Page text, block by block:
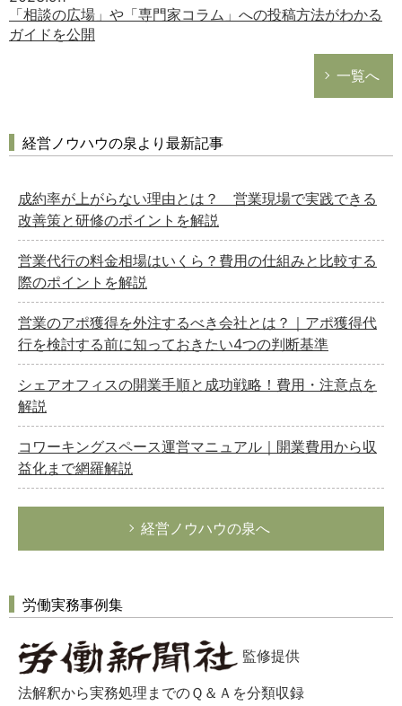
「相談の広場」や「専門家コラム」への投稿方法がわかる
ガイドを公開
一覧へ
経営ノウハウの泉より最新記事
成約率が上がらない理由とは？ 営業現場で実践できる
改善策と研修のポイントを解説
営業代行の料金相場はいくら？費用の仕組みと比較する
際のポイントを解説
営業のアポ獲得を外注するべき会社とは？｜アポ獲得代
行を検討する前に知っておきたい4つの判断基準
シェアオフィスの開業手順と成功戦略！費用・注意点を
解説
コワーキングスペース運営マニュアル｜開業費用から収
益化まで網羅解説
経営ノウハウの泉へ
労働実務事例集
監修提供
法解釈から実務処理までのＱ＆Ａを分類収録